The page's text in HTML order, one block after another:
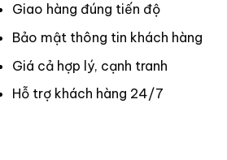
Giao hàng đúng tiến độ
Bảo mật thông tin khách hàng
Giá cả hợp lý, cạnh tranh
Hỗ trợ khách hàng 24/7